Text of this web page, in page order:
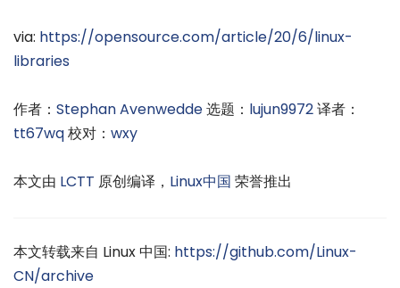
via: https://opensource.com/article/20/6/linux-
libraries
作者： Stephan Avenwedde选题： lujun9972译者：
tt67wq校对： wxy
本文由 LCTT 原创编译， Linux中国 荣誉推出
本文转载来自 Linux 中国: https://github.com/Linux-
CN/archive